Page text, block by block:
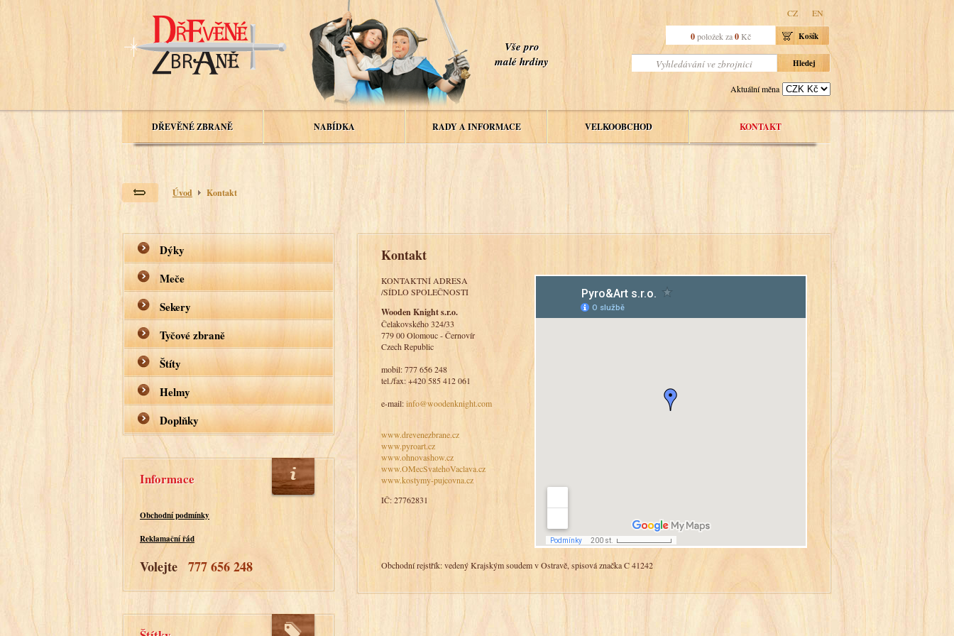
Vše pro
malé hrdiny
CZ EN
Košík
0 položek za0 Kč
Aktuální měna
DŘEVĚNÉ ZBRANĚ NABÍDKA RADY A INFORMACE VELKOOBCHOD KONTAKT
Úvod Kontakt
Dýky
Meče
Sekery
Tyčové zbraně
Štíty
Helmy
Doplňky
Informace
Obchodní podmínky
Reklamační řád
Volejte 777 656 248
Kontakt
KONTAKTNÍ ADRESA
/SÍDLO SPOLEČNOSTI
Wooden Knight s.r.o.
Čelakovského 324/33
779 00 Olomouc - Černovír
Czech Republic
mobil: 777 656 248
tel./fax: +420 585 412 061
e-mail:info@woodenknight.com
www.drevenezbrane.cz
www.pyroart.cz
www.ohnovashow.cz
www.OMecSvatehoVaclava.cz
www.kostymy-pujcovna.cz
IČ: 27762831
Obchodní rejstřík: vedený Krajským soudem v Ostravě, spisová značka C 41242